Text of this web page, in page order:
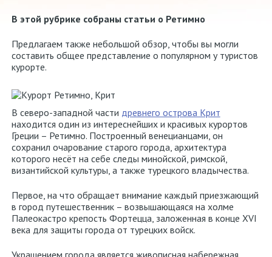
В этой рубрике собраны статьи о Ретимно
Предлагаем также небольшой обзор, чтобы вы могли
составить общее представление о популярном у туристов
курорте.
В северо-западной части древнего острова Крит
находится один из интереснейших и красивых курортов
Греции – Ретимно. Построенный венецианцами, он
сохранил очарование старого города, архитектура
которого несёт на себе следы минойской, римской,
византийской культуры, а также турецкого владычества.
Первое, на что обращает внимание каждый приезжающий
в город путешественник – возвышающаяся на холме
Палеокастро крепость Фортецца, заложенная в конце XVI
века для защиты города от турецких войск.
Украшением города является живописная набережная,